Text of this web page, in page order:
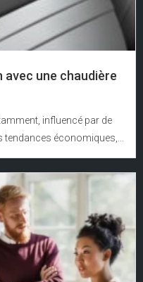
avec une chaudière
influencé par de
économiques,...